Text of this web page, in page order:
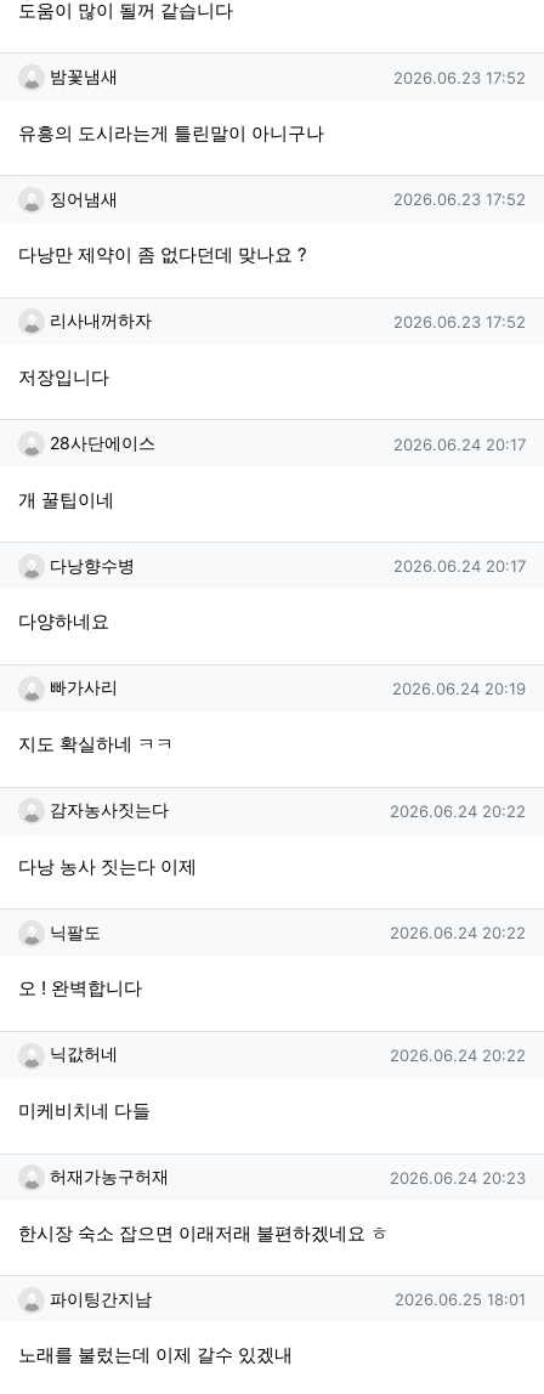
도움이 많이 될꺼 같습니다
밤꽃냄새님의 댓글
밤꽃냄새 작성일
2026.06.23 17:52
유흥의 도시라는게 틀린말이 아니구나
징어냄새님의 댓글
징어냄새 작성일
2026.06.23 17:52
다낭만 제약이 좀 없다던데 맞나요 ?
리사내꺼하자님의 댓글
리사내꺼하자 작성일
2026.06.23 17:52
저장입니다
28사단에이스님의 댓글
28사단에이스 작성일
2026.06.24 20:17
개 꿀팁이네
다낭향수병님의 댓글
다낭향수병 작성일
2026.06.24 20:17
다양하네요
빠가사리님의 댓글
빠가사리 작성일
2026.06.24 20:19
지도 확실하네 ㅋㅋ
감자농사짓는다님의 댓글
감자농사짓는다 작성일
2026.06.24 20:22
다낭 농사 짓는다 이제
닉팔도님의 댓글
닉팔도 작성일
2026.06.24 20:22
오 ! 완벽합니다
닉값허네님의 댓글
닉값허네 작성일
2026.06.24 20:22
미케비치네 다들
허재가농구허재님의 댓글
허재가농구허재 작성일
2026.06.24 20:23
한시장 숙소 잡으면 이래저래 불편하겠네요 ㅎ
파이팅간지남님의 댓글
파이팅간지남 작성일
2026.06.25 18:01
노래를 불렀는데 이제 갈수 있겠내